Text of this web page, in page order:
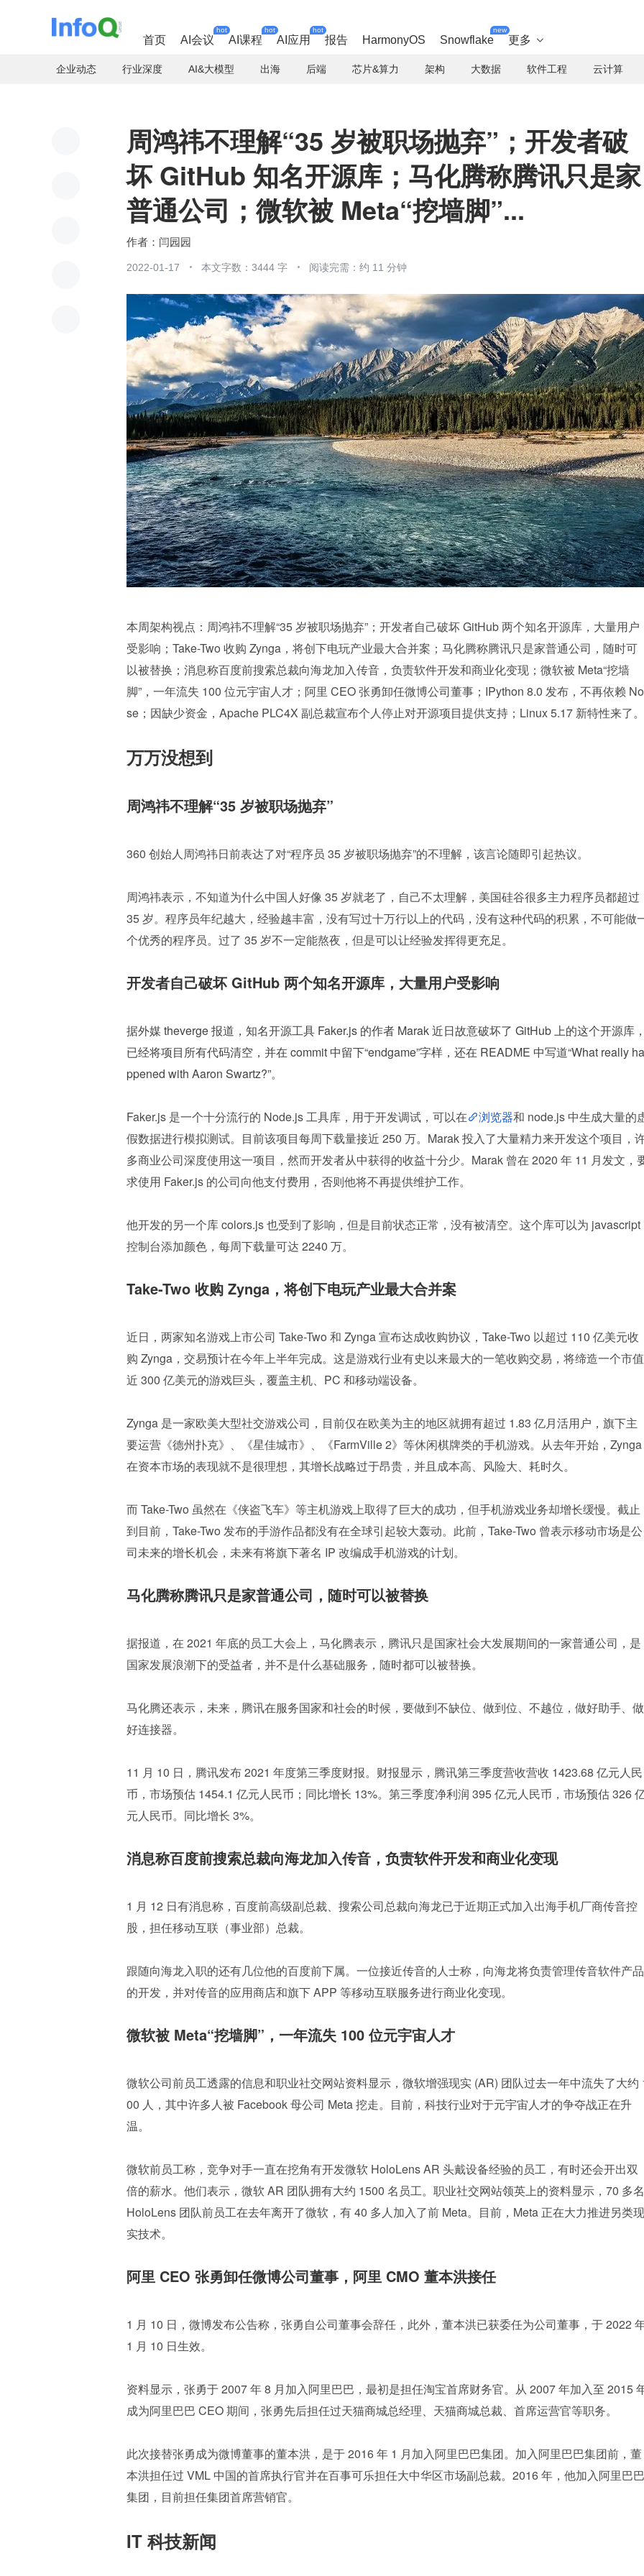
首页 AI会议
hot
AI课程
hot
AI应用
hot
报告 HarmonyOS Snowflake
new
更多 
企业动态 行业深度 AI&大模型 出海 后端 芯片&算力 架构 大数据 软件工程 云计算
周鸿祎不理解“35 岁被职场抛弃”；开发者破
坏 GitHub 知名开源库；马化腾称腾讯只是家
普通公司；微软被 Meta“挖墙脚”...
闫园园
2022-01-17 本文字数：3444 字 阅读完需：约 11 分钟
本周架构视点：周鸿祎不理解“35 岁被职场抛弃”；开发者自己破坏 GitHub 两个知名开源库，大量用户
受影响；Take-Two 收购 Zynga，将创下电玩产业最大合并案；马化腾称腾讯只是家普通公司，随时可
以被替换；消息称百度前搜索总裁向海龙加入传音，负责软件开发和商业化变现；微软被 Meta“挖墙
脚”，一年流失 100 位元宇宙人才；阿里 CEO 张勇卸任微博公司董事；IPython 8.0 发布，不再依赖 No
se；因缺少资金，Apache PLC4X 副总裁宣布个人停止对开源项目提供支持；Linux 5.17 新特性来了。
万万没想到
周鸿祎不理解“35 岁被职场抛弃”
360 创始人周鸿祎日前表达了对“程序员 35 岁被职场抛弃”的不理解，该言论随即引起热议。
周鸿祎表示，不知道为什么中国人好像 35 岁就老了，自己不太理解，美国硅谷很多主力程序员都超过
35 岁。程序员年纪越大，经验越丰富，没有写过十万行以上的代码，没有这种代码的积累，不可能做
个优秀的程序员。过了 35 岁不一定能熬夜，但是可以让经验发挥得更充足。
开发者自己破坏 GitHub 两个知名开源库，大量用户受影响
据外媒 theverge 报道，知名开源工具 Faker.js 的作者 Marak 近日故意破坏了 GitHub 上的这个开源库，
已经将项目所有代码清空，并在 commit 中留下“endgame”字样，还在 README 中写道“What really ha
ppened with Aaron Swartz?”。
Faker.js 是一个十分流行的 Node.js 工具库，用于开发调试，可以在 浏览器和 node.js 中生成大量的
假数据进行模拟测试。目前该项目每周下载量接近 250 万。Marak 投入了大量精力来开发这个项目，
多商业公司深度使用这一项目，然而开发者从中获得的收益十分少。Marak 曾在 2020 年 11 月发文，
求使用 Faker.js 的公司向他支付费用，否则他将不再提供维护工作。
他开发的另一个库 colors.js 也受到了影响，但是目前状态正常，没有被清空。这个库可以为 javascript
控制台添加颜色，每周下载量可达 2240 万。
Take-Two 收购 Zynga，将创下电玩产业最大合并案
近日，两家知名游戏上市公司 Take-Two 和 Zynga 宣布达成收购协议，Take-Two 以超过 110 亿美元收
购 Zynga，交易预计在今年上半年完成。这是游戏行业有史以来最大的一笔收购交易，将缔造一个市值
近 300 亿美元的游戏巨头，覆盖主机、PC 和移动端设备。
Zynga 是一家欧美大型社交游戏公司，目前仅在欧美为主的地区就拥有超过 1.83 亿月活用户，旗下主
要运营《德州扑克》、《星佳城市》、《FarmVille 2》等休闲棋牌类的手机游戏。从去年开始，Zynga
在资本市场的表现就不是很理想，其增长战略过于昂贵，并且成本高、风险大、耗时久。
而 Take-Two 虽然在《侠盗飞车》等主机游戏上取得了巨大的成功，但手机游戏业务却增长缓慢。截止
到目前，Take-Two 发布的手游作品都没有在全球引起较大轰动。此前，Take-Two 曾表示移动市场是公
司未来的增长机会，未来有将旗下著名 IP 改编成手机游戏的计划。
马化腾称腾讯只是家普通公司，随时可以被替换
据报道，在 2021 年底的员工大会上，马化腾表示，腾讯只是国家社会大发展期间的一家普通公司，是
国家发展浪潮下的受益者，并不是什么基础服务，随时都可以被替换。
马化腾还表示，未来，腾讯在服务国家和社会的时候，要做到不缺位、做到位、不越位，做好助手、做
好连接器。
11 月 10 日，腾讯发布 2021 年度第三季度财报。财报显示，腾讯第三季度营收营收 1423.68 亿元人民
币，市场预估 1454.1 亿元人民币；同比增长 13%。第三季度净利润 395 亿元人民币，市场预估 326
元人民币。同比增长 3%。
消息称百度前搜索总裁向海龙加入传音，负责软件开发和商业化变现
1 月 12 日有消息称，百度前高级副总裁、搜索公司总裁向海龙已于近期正式加入出海手机厂商传音控
股，担任移动互联（事业部）总裁。
跟随向海龙入职的还有几位他的百度前下属。一位接近传音的人士称，向海龙将负责管理传音软件产品
的开发，并对传音的应用商店和旗下 APP 等移动互联服务进行商业化变现。
微软被 Meta“挖墙脚”，一年流失 100 位元宇宙人才
微软公司前员工透露的信息和职业社交网站资料显示，微软增强现实 (AR) 团队过去一年中流失了大约
00 人，其中许多人被 Facebook 母公司 Meta 挖走。目前，科技行业对于元宇宙人才的争夺战正在升
温。
微软前员工称，竞争对手一直在挖角有开发微软 HoloLens AR 头戴设备经验的员工，有时还会开出双
倍的薪水。他们表示，微软 AR 团队拥有大约 1500 名员工。职业社交网站领英上的资料显示，70 多名
HoloLens 团队前员工在去年离开了微软，有 40 多人加入了前 Meta。目前，Meta 正在大力推进另类现
实技术。
阿里 CEO 张勇卸任微博公司董事，阿里 CMO 董本洪接任
1 月 10 日，微博发布公告称，张勇自公司董事会辞任，此外，董本洪已获委任为公司董事，于 2022
1 月 10 日生效。
资料显示，张勇于 2007 年 8 月加入阿里巴巴，最初是担任淘宝首席财务官。从 2007 年加入至 2015
成为阿里巴巴 CEO 期间，张勇先后担任过天猫商城总经理、天猫商城总裁、首席运营官等职务。
此次接替张勇成为微博董事的董本洪，是于 2016 年 1 月加入阿里巴巴集团。加入阿里巴巴集团前，董
本洪担任过 VML 中国的首席执行官并在百事可乐担任大中华区市场副总裁。2016 年，他加入阿里巴巴
集团，目前担任集团首席营销官。
IT 科技新闻